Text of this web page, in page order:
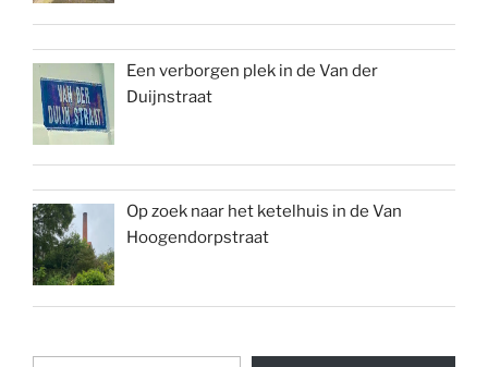
Een verborgen plek in de Van der
Duijnstraat
Op zoek naar het ketelhuis in de Van
Hoogendorpstraat
Typ uw e-mail...